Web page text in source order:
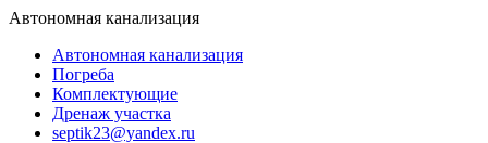
Автономная канализация
Автономная канализация
Погреба
Комплектующие
Дренаж участка
septik23@yandex.ru